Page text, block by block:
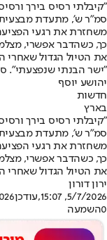
"קיבלתי רסיס בירך
סמ"ר ש', מתעדת מבצעית
משחזרת את רגעי
כך, כשהדבר אפשרי,
את הטיול הגדול שאחרי
"ישר הבנתי שנפצעתי".
יהושע יוסף
חדשות
בארץ
"קיבלתי רסיס בירך
סמ"ר ש', מתעדת מבצעית
משחזרת את רגעי
כך, כשהדבר אפשרי,
את הטיול הגדול שאחרי
ירון דורון
5/7/2026, 15:07
,עודכן
0השמעה